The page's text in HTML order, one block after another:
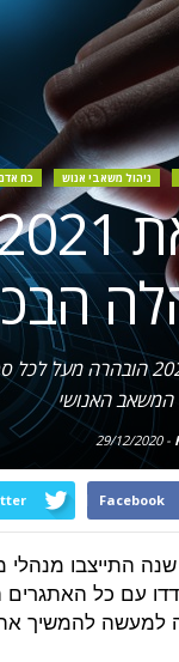
ניהול משאבי אנוש כח
במהלך שנת 2020
המשאב האנושי
-
29/12/2020
Facebook
התייצבו
עם כל האתגרים
למעשה להמשיך